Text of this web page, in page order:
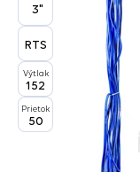
3"
RTS
Výtlak
152
Prietok
50